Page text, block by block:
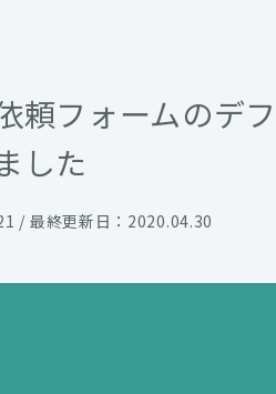
頼フォームのデ
した
/ 最終更新日：2020.04.30